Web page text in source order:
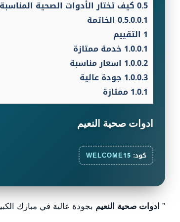
0.5كيف تختار الأدوات الصحية
0.5.0.0.1 الخاتمة
1 التقييم
1.0.0.1 خدمة ممتازة
1.0.0.2 اسعار مناسبة
1.0.0.3 جودة عالية
1.0.1ممتازة
ادوات صحية النعيم
كود: WELCOME15
” ادوات صحية النعيم بجودة عالية في مبارك